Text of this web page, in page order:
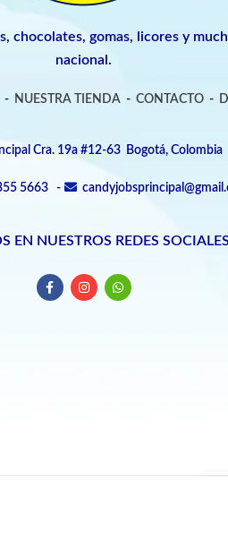
chocolates, gomas, licores y
nacional.
- NUESTRA TIENDA- CONTACTO-
Cra. 19a #12-63 Bogotá, Colombia
5663 -
EN NUESTROS REDES SOCIALES